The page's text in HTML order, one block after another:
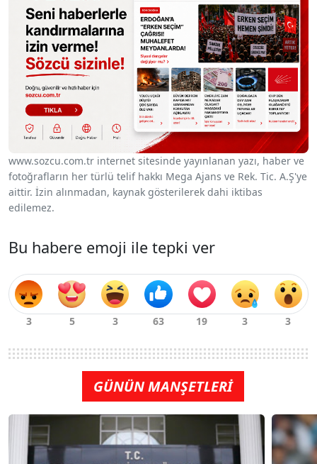
www.sozcu.com.tr internet sitesinde yayınlanan yazı, haber ve
fotoğrafların her türlü telif hakkı Mega Ajans ve Rek. Tic. A.Ş'ye
aittir. İzin alınmadan, kaynak gösterilerek dahi iktibas
edilemez.
Bu habere emoji ile tepki ver
GÜNÜN MANŞETLERİ